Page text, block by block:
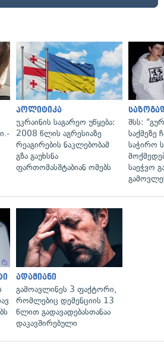
პოლიტიკა
უკრაინის საგარეო უწყება:
2008 წლის აგრესიაზე
რეაგირების ნაკლებობამ
გზა გაუხსნა
ფართომასშტაბიან ომებს
შსს:
საქმეზე
საჭირო
საეჭვო
ადამიანი
გამოავლინეს 3 ფაქტორი,
რომლებიც დემენციის 13
წლით გადავადებასთანაა
დაკავშირებული